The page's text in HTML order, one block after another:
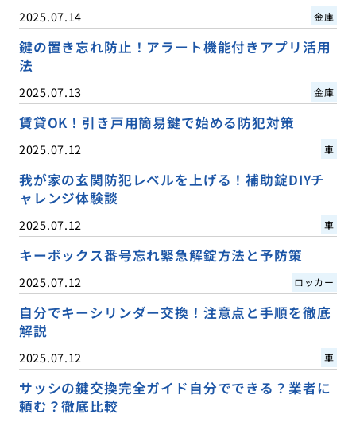
2025.07.14 金庫
鍵の置き忘れ防止！アラート機能付きアプリ活用
法
2025.07.13 金庫
賃貸OK！引き戸用簡易鍵で始める防犯対策
2025.07.12 車
我が家の玄関防犯レベルを上げる！補助錠DIYチ
ャレンジ体験談
2025.07.12 車
キーボックス番号忘れ緊急解錠方法と予防策
2025.07.12 ロッカー
自分でキーシリンダー交換！注意点と手順を徹底
解説
2025.07.12 車
サッシの鍵交換完全ガイド自分でできる？業者に
頼む？徹底比較